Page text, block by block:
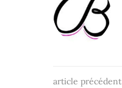
article précédent